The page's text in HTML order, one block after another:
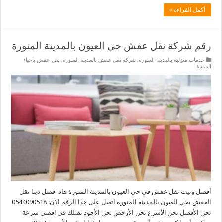
أكمل القراءة »
رقم شركة نقل عفش حي العيون بالمدينة المنورة
خدمات منزلية بالمدينة المنورة,شركة نقل عفش بالمدينة المنورة, نقل عفش بأحياء
المدينة
أفضل ونيت نقل عفش في حي العيون بالمدينة المنورة هاد افضل دينا نقل
العفش بحي العيون بالمدينة المنورة اتصل على هذا الرقم الآن: 0544090518
نحن الأفضل نحن الأسرع نحن الأرخص نحن الأجود نصلك فى اقصى سرعة